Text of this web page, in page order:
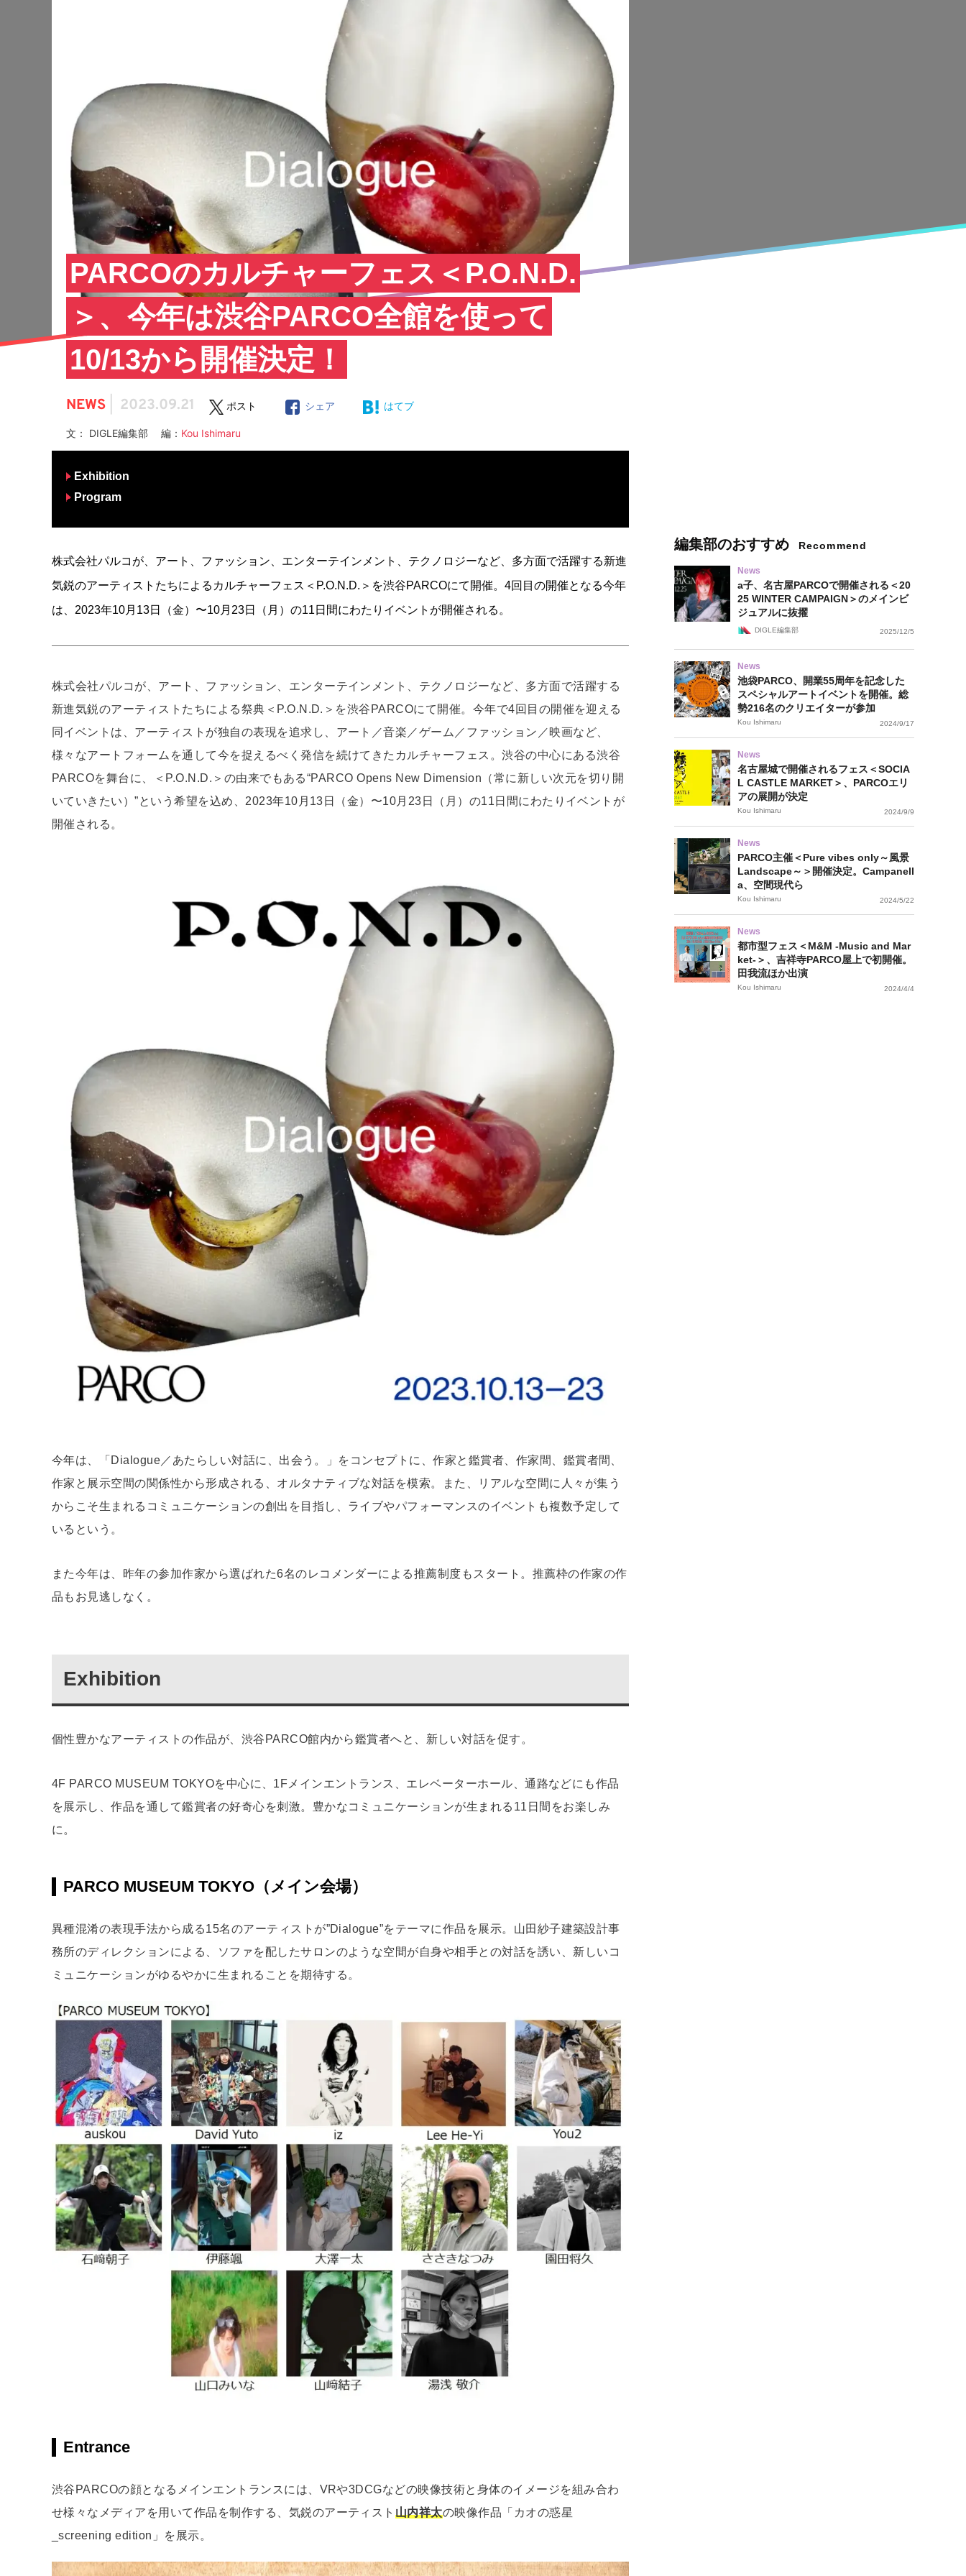
PARCOのカルチャーフェス＜P.O.N.D.
＞、今年は渋谷PARCO全館を使って
10/13から開催決定！
NEWS 2023.09.21 ポスト シェア はてブ
文： DIGLE編集部 編： Kou Ishimaru
Exhibition
Program
株式会社パルコが、アート、ファッション、エンターテインメント、テクノロジーなど、多方面で活躍する新進
気鋭のアーティストたちによるカルチャーフェス＜P.O.N.D.＞を渋谷PARCOにて開催。4回目の開催となる今年
は、2023年10月13日（金）〜10月23日（月）の11日間にわたりイベントが開催される。
株式会社パルコが、アート、ファッション、エンターテインメント、テクノロジーなど、多方面で活躍する
新進気鋭のアーティストたちによる祭典＜P.O.N.D.＞を渋谷PARCOにて開催。今年で4回目の開催を迎える
同イベントは、アーティストが独自の表現を追求し、アート／音楽／ゲーム／ファッション／映画など、
様々なアートフォームを通して今を捉えるべく発信を続けてきたカルチャーフェス。渋谷の中心にある渋谷
PARCOを舞台に、＜P.O.N.D.＞の由来でもある“PARCO Opens New Dimension（常に新しい次元を切り開
いていきたい）”という希望を込め、2023年10月13日（金）〜10月23日（月）の11日間にわたりイベントが
開催される。
今年は、「Dialogue／あたらしい対話に、出会う。」をコンセプトに、作家と鑑賞者、作家間、鑑賞者間、
作家と展示空間の関係性から形成される、オルタナティブな対話を模索。また、リアルな空間に人々が集う
からこそ生まれるコミュニケーションの創出を目指し、ライブやパフォーマンスのイベントも複数予定して
いるという。
また今年は、昨年の参加作家から選ばれた6名のレコメンダーによる推薦制度もスタート。推薦枠の作家の作
品もお見逃しなく。
Exhibition
個性豊かなアーティストの作品が、渋谷PARCO館内から鑑賞者へと、新しい対話を促す。
4F PARCO MUSEUM TOKYOを中心に、1Fメインエントランス、エレベーターホール、通路などにも作品
を展示し、作品を通して鑑賞者の好奇心を刺激。豊かなコミュニケーションが生まれる11日間をお楽しみ
に。
PARCO MUSEUM TOKYO（メイン会場）
異種混淆の表現手法から成る15名のアーティストが”Dialogue”をテーマに作品を展示。山田紗子建築設計事
務所のディレクションによる、ソファを配したサロンのような空間が自身や相手との対話を誘い、新しいコ
ミュニケーションがゆるやかに生まれることを期待する。
Entrance
渋谷PARCOの顔となるメインエントランスには、VRや3DCGなどの映像技術と身体のイメージを組み合わ
せ様々なメディアを用いて作品を制作する、気鋭のアーティスト 山内祥太の映像作品「カオの惑星
_screening edition」を展示。
編集部のおすすめ Recommend
News
a子、名古屋PARCOで開催される＜20
25 WINTER CAMPAIGN＞のメインビ
ジュアルに抜擢
DIGLE編集部 2025/12/5
News
池袋PARCO、開業55周年を記念した
スペシャルアートイベントを開催。総
勢216名のクリエイターが参加
Kou Ishimaru 2024/9/17
News
名古屋城で開催されるフェス＜SOCIA
L CASTLE MARKET＞、PARCOエリ
アの展開が決定
Kou Ishimaru 2024/9/9
News
PARCO主催＜Pure vibes only～風景
Landscape～＞開催決定。Campanell
a、空間現代ら
Kou Ishimaru 2024/5/22
News
都市型フェス＜M&M -Music and Mar
ket-＞、吉祥寺PARCO屋上で初開催。
田我流ほか出演
Kou Ishimaru 2024/4/4